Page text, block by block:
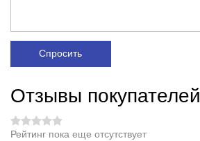
Спросить
Отзывы покупателей
Рейтинг пока еще отсутствует